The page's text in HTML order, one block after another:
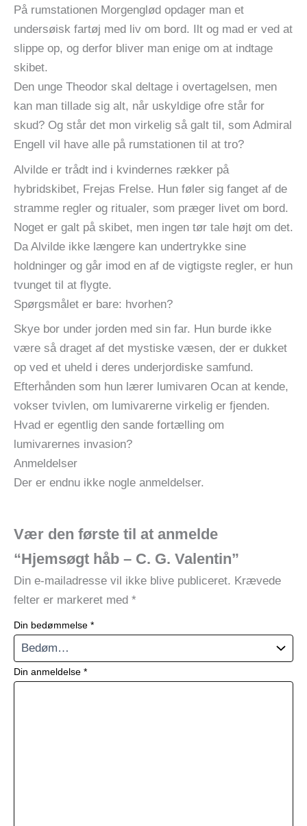
På rumstationen Morgenglød opdager man et
undersøisk fartøj med liv om bord. Ilt og mad er ved at
slippe op, og derfor bliver man enige om at indtage
skibet.
Den unge Theodor skal deltage i overtagelsen, men
kan man tillade sig alt, når uskyldige ofre står for
skud? Og står det mon virkelig så galt til, som Admiral
Engell vil have alle på rumstationen til at tro?
Alvilde er trådt ind i kvindernes rækker på
hybridskibet, Frejas Frelse. Hun føler sig fanget af de
stramme regler og ritualer, som præger livet om bord.
Noget er galt på skibet, men ingen tør tale højt om det.
Da Alvilde ikke længere kan undertrykke sine
holdninger og går imod en af de vigtigste regler, er hun
tvunget til at flygte.
Spørgsmålet er bare: hvorhen?
Skye bor under jorden med sin far. Hun burde ikke
være så draget af det mystiske væsen, der er dukket
op ved et uheld i deres underjordiske samfund.
Efterhånden som hun lærer lumivaren Ocan at kende,
vokser tvivlen, om lumivarerne virkelig er fjenden.
Hvad er egentlig den sande fortælling om
lumivarernes invasion?
Anmeldelser
Der er endnu ikke nogle anmeldelser.
Vær den første til at anmelde
“Hjemsøgt håb – C. G. Valentin”
Din e-mailadresse vil ikke blive publiceret. Krævede
felter er markeret med *
Din bedømmelse *
Din anmeldelse *